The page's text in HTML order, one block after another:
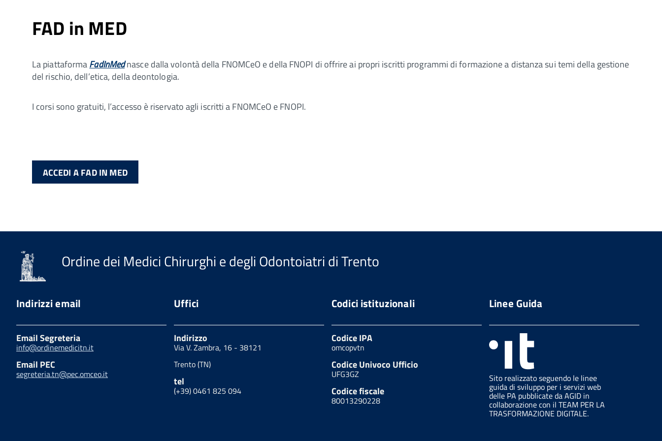
FAD in MED
La piattaformaFadInMednasce dalla volontà della FNOMCeO e della FNOPI di offrire ai propri iscritti programmi di formazione a distanza sui temi della gestione
del rischio, dell’etica, della deontologia.
I corsi sono gratuiti, l’accesso è riservato agli iscritti a FNOMCeO e FNOPI.
ACCEDI A FAD IN MED
Ordine dei Medici Chirurghi e degli Odontoiatri di Trento
Indirizzi email
Email Segreteria
info@ordinemedicitn.it
Email PEC
segreteria.tn@pec.omceo.it
Uffici
Indirizzo
Via V. Zambra, 16 - 38121
Trento (TN)
tel
(+39) 0461 825 094
Codici istituzionali
Codice IPA
omcopvtn
Codice Univoco Ufficio
UFG3GZ
Codice fiscale
80013290228
Linee Guida
Sito realizzato seguendo le linee
guida di sviluppo per i servizi web
delle PA pubblicate da AGID in
collaborazione con il TEAM PER LA
TRASFORMAZIONE DIGITALE.